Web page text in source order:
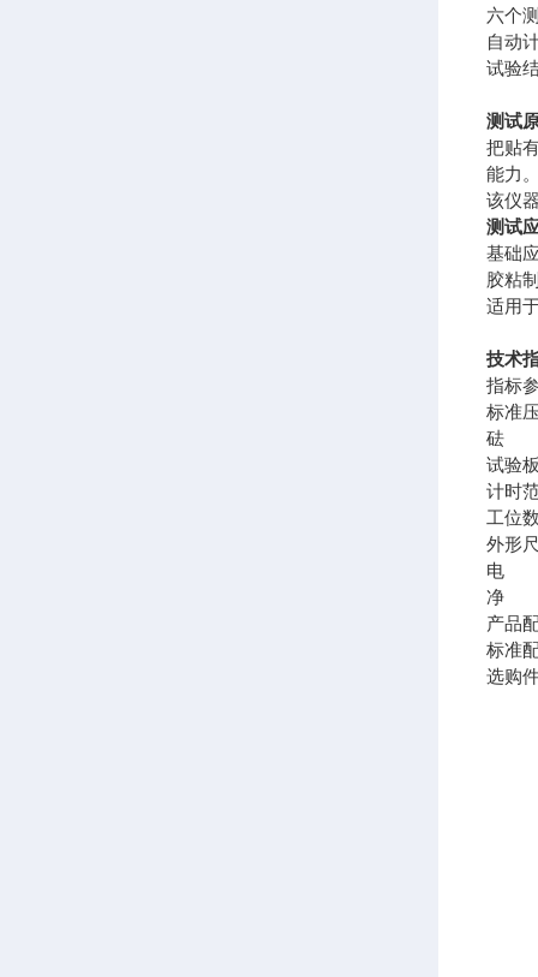
六个
自动
试验
测试
把贴
能力
该仪
测试
基础
胶粘
适用
技术
指标
标准
砝
试验
计时
工位
外形
电
净
产品
标准
选购